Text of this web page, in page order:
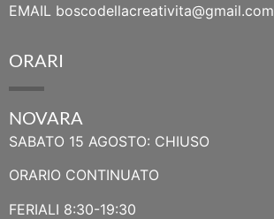
EMAIL boscodellacreativita@gmail.com
ORARI
NOVARA
SABATO 15 AGOSTO: CHIUSO
ORARIO CONTINUATO
FERIALI 8:30-19:30